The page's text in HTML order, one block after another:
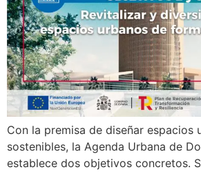
Con la premisa de diseñar espacios
sostenibles, la Agenda Urbana de
establece dos objetivos concretos.